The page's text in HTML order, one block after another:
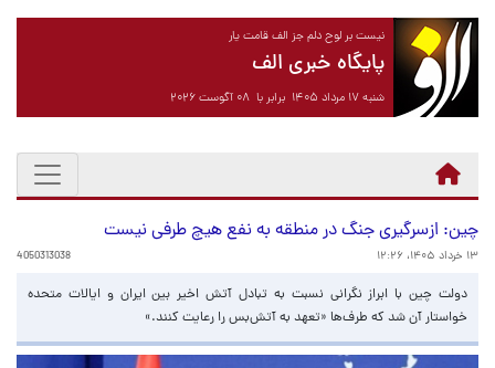
نیست بر لوح دلم جز الف قامت یار
پایگاه خبری الف
شنبه ۱۷ مرداد ۱۴۰۵ برابر با ۰۸ آگوست ۲۰۲۶
چین: ازسرگیری جنگ در منطقه به نفع هیچ طرفی نیست
۱۳ خرداد ۱۴۰۵، ۱۲:۲۶ 4050313038
دولت چین با ابراز نگرانی نسبت به تبادل آتش اخیر بین ایران و ایالات متحده
خواستار آن شد که طرف‌ها «تعهد به آتش‌بس را رعایت کنند.»